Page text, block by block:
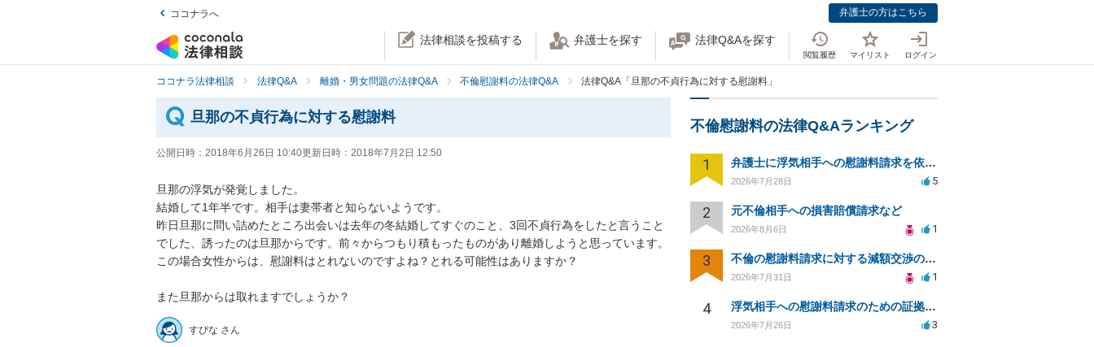
ココナラへ 弁護士の方はこちら
法律相談を投稿する 弁護士を探す 法律Q&Aを探す
閲覧履歴 マイリスト ログイン
ココナラ法律相談 法律Q&A 離婚・男女問題の法律Q&A 不倫慰謝料の法律Q&A 法律Q&A「旦那の不貞行為に対する慰謝料」
旦那の不貞行為に対する慰謝料
公開日時： 2018年6月26日 10:40更新日時： 2018年7月2日 12:50
旦那の浮気が発覚しました。
結婚して1年半です。相手は妻帯者と知らないようです。
昨日旦那に問い詰めたところ出会いは去年の冬結婚してすぐのこと、3回不貞行為をしたと言うこと
でした、誘ったのは旦那からです。前々からつもり積もったものがあり離婚しようと思っています。
この場合女性からは、慰謝料はとれないのですよね？とれる可能性はありますか？
すぴな さん
不倫慰謝料の法律Q&Aランキング
1 弁護士に浮気相手への慰謝料請求を依頼する費用相場は？
2026年7月28日 5
2 元不倫相手への損害賠償請求など
2026年8月6日 1
3 不倫の慰謝料請求に対する減額交渉の可能性と対策
2026年7月31日 1
4 浮気相手への慰謝料請求のための証拠集めと探偵選び
2026年7月26日 3